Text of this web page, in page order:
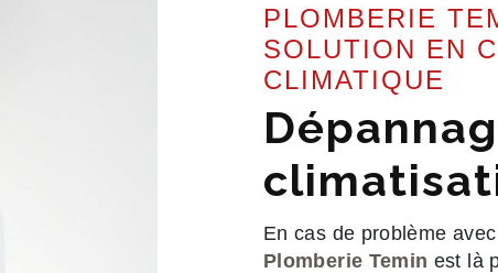
PLOMBERIE
SOLUTION EN
CLIMATIQUE
En cas de problème
Plomberie Temin est là